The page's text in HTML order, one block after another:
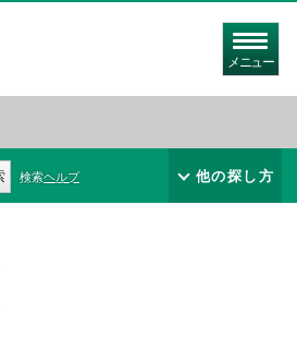
メニュー
検索ヘルプ 他の探し方